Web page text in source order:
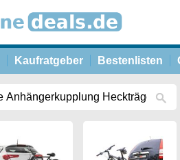
Kaufratgeber Bestenlisten